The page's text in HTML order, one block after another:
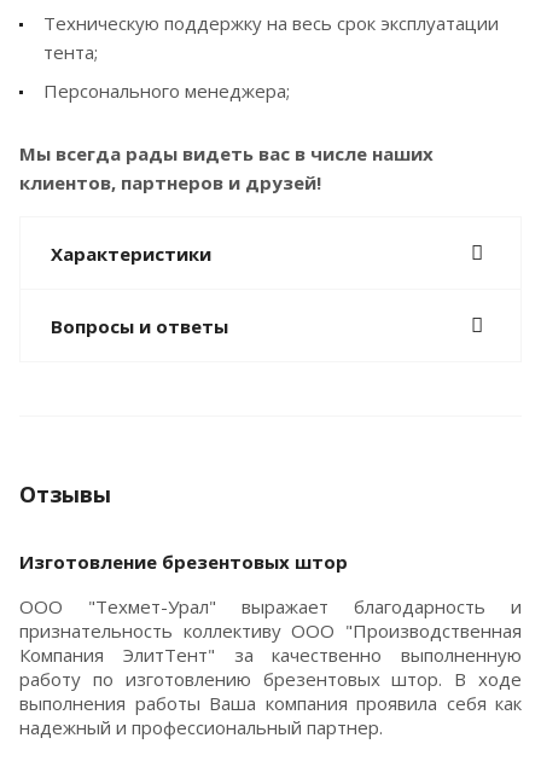
Техническую поддержку на весь срок эксплуатации
тента;
Персонального менеджера;
Мы всегда рады видеть вас в числе наших
клиентов, партнеров и друзей!
Характеристики
Вопросы и ответы
Отзывы
Изготовление брезентовых штор
ООО "Техмет-Урал" выражает благодарность и
признательность коллективу ООО "Производственная
Компания ЭлитТент" за качественно выполненную
работу по изготовлению брезентовых штор. В ходе
выполнения работы Ваша компания проявила себя как
надежный и профессиональный партнер.